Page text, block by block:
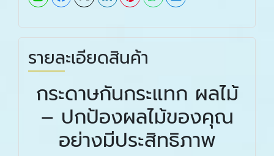
รายละเอียดสินค้า
กระดาษกันกระแทก ผลไม้
– ปกป้องผลไม้ของคุณ
อย่างมีประสิทธิภาพ